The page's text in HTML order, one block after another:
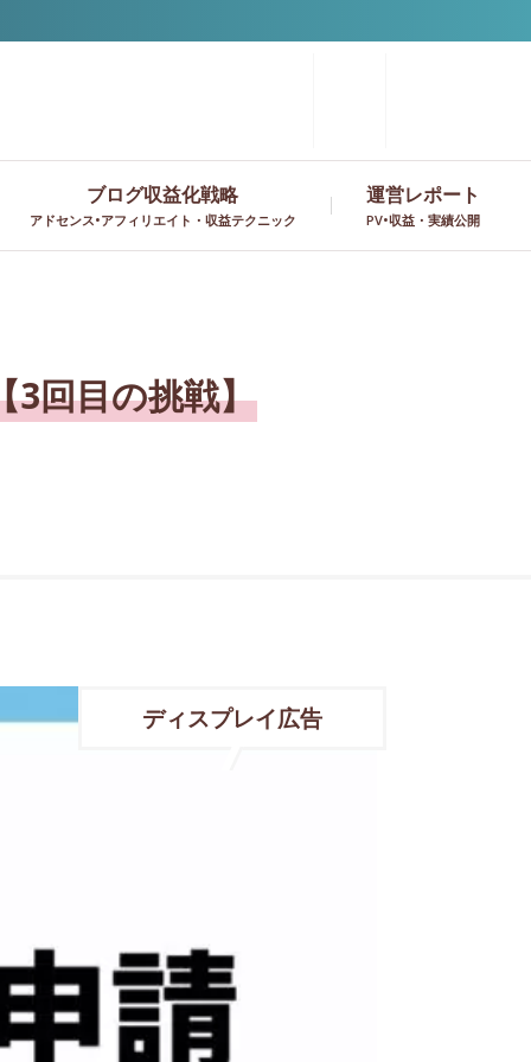
ブログ収益化戦略
アドセンス•アフィリエイト・収益テクニック
運営レポート
PV•収益・実績公開
3回目の挑戦】
ディスプレイ広告